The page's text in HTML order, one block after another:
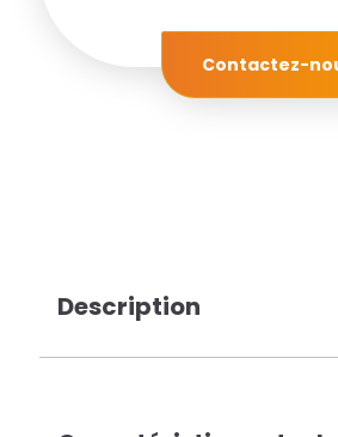
Contactez-
Description